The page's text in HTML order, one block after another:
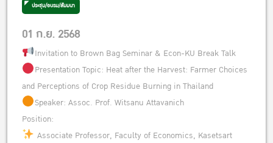
ประชุม/อบรม/สัมมนา
01 ก.ย. 2568
Invitation to Brown Bag Seminar & Econ-KU Break Talk
Presentation Topic: Heat after the Harvest: Farmer Choices
and Perceptions of Crop Residue Burning in Thailand
Speaker: Assoc. Prof. Witsanu Attavanich
Position:
Associate Professor, Faculty of Economics, Kasetsart